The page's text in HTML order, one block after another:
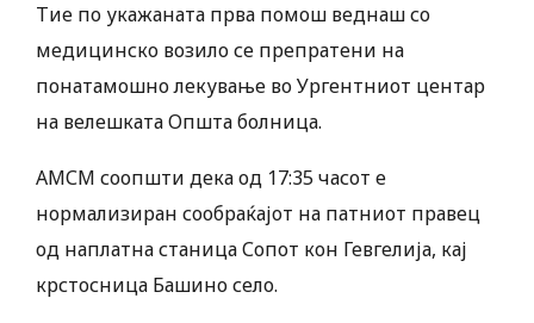
Тие по укажаната прва помош веднаш со
медицинско возило се препратени на
понатамошно лекување во Ургентниот центар
на велешката Општа болница.
АМСМ соопшти дека од 17:35 часот е
нормализиран сообраќајот на патниот правец
од наплатна станица Сопот кон Гевгелија, кај
крстосница Башино село.